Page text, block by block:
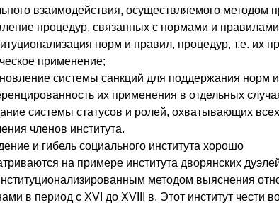
взаимодействия, осуществляемого методом
процедур, связанных с нормами и
норм и правил, процедур, т.е. их
применение;
системы санкций для поддержания норм
их применения в отдельных
системы статусов и ролей, охватывающих
членов института.
и гибель социального института хорошо
на примере института дворянских
методом выяснения
в период с XVI до XVIII в. Этот институт чести